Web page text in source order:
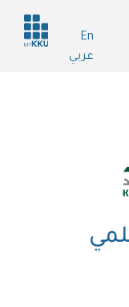
En
عربي
Header
services